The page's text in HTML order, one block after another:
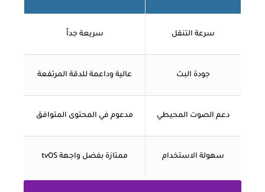
سرعة التنقل سريعة جداً
جودة البث عالية وداعمة للدقة المرتفعة
دعم الصوت المحيطي مدعوم في المحتوى المتوافق
سهولة الاستخدام ممتازة بفضل واجهة tvOS